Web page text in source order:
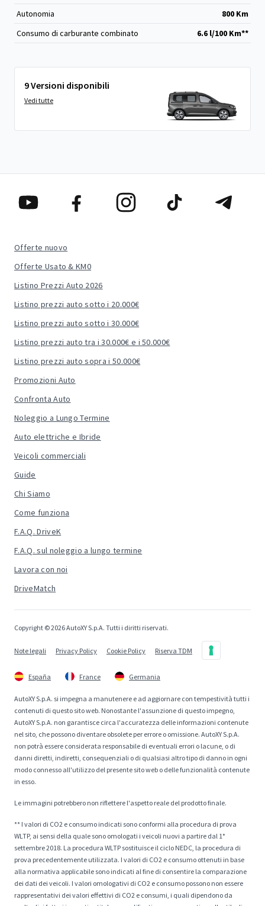
Autonomia
800 Km
Consumo di carburante combinato
6.6 l/100 Km**
9 Versioni disponibili
Vedi tutte
Offerte nuovo
Offerte Usato & KM0
Listino Prezzi Auto 2026
Listino prezzi auto sotto i 20.000€
Listino prezzi auto sotto i 30.000€
Listino prezzi auto tra i 30.000€ e i 50.000€
Listino prezzi auto sopra i 50.000€
Promozioni Auto
Confronta Auto
Noleggio a Lungo Termine
Auto elettriche e Ibride
Veicoli commerciali
Guide
Chi Siamo
Come funziona
F.A.Q. DriveK
F.A.Q. sul noleggio a lungo termine
Lavora con noi
DriveMatch
Copyright © 2026 AutoXY S.p.A. Tutti i diritti riservati.
Note legali Privacy Policy Cookie Policy Riserva TDM
España France Germania
AutoXY S.p.A. si impegna a manutenere e ad aggiornare con tempestività tutti i
contenuti di questo sito web. Nonostante l'assunzione di questo impegno,
AutoXY S.p.A. non garantisce circa l'accuratezza delle informazioni contenute
nel sito, che possono diventare obsolete per errore o omissione. AutoXY S.p.A.
non potrà essere considerata responsabile di eventuali errori o lacune, o di
danni diretti, indiretti, consequenziali o di qualsiasi altro tipo di danno in ogni
modo connesso all'utilizzo del presente sito web o delle funzionalità contenute
in esso.
Le immagini potrebbero non riflettere l'aspetto reale del prodotto finale.
** I valori di CO2 e consumo indicati sono conformi alla procedura di prova
WLTP, ai sensi della quale sono omologati i veicoli nuovi a partire dal 1°
settembre 2018. La procedura WLTP sostituisce il ciclo NEDC, la procedura di
prova precedentemente utilizzata. I valori di CO2 e consumo ottenuti in base
alla normativa applicabile sono indicati al fine di consentire la comparazione
dei dati dei veicoli. I valori omologativi di CO2 e consumo possono non essere
rappresentativi dei valori effettivi di CO2 e consumi, i quali dipendono da